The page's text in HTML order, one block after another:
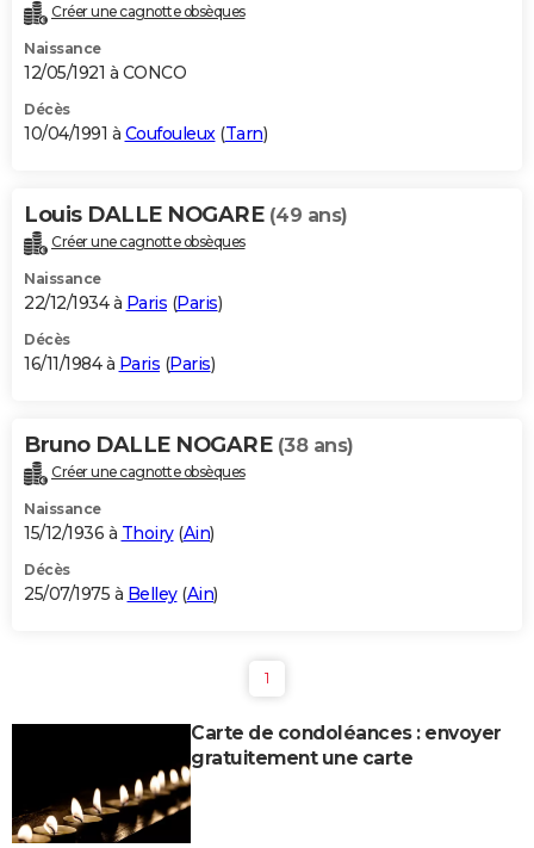
Créer une cagnotte obsèques
Naissance
12/05/1921 à CONCO
Décès
10/04/1991 à Coufouleux(Tarn)
Louis DALLE NOGARE (49 ans)
Créer une cagnotte obsèques
Naissance
22/12/1934 à Paris (Paris)
Décès
16/11/1984 à Paris (Paris)
Bruno DALLE NOGARE (38 ans)
Créer une cagnotte obsèques
Naissance
15/12/1936 à Thoiry(Ain)
Décès
25/07/1975 à Belley(Ain)
1
Carte de condoléances : envoyer
gratuitement une carte